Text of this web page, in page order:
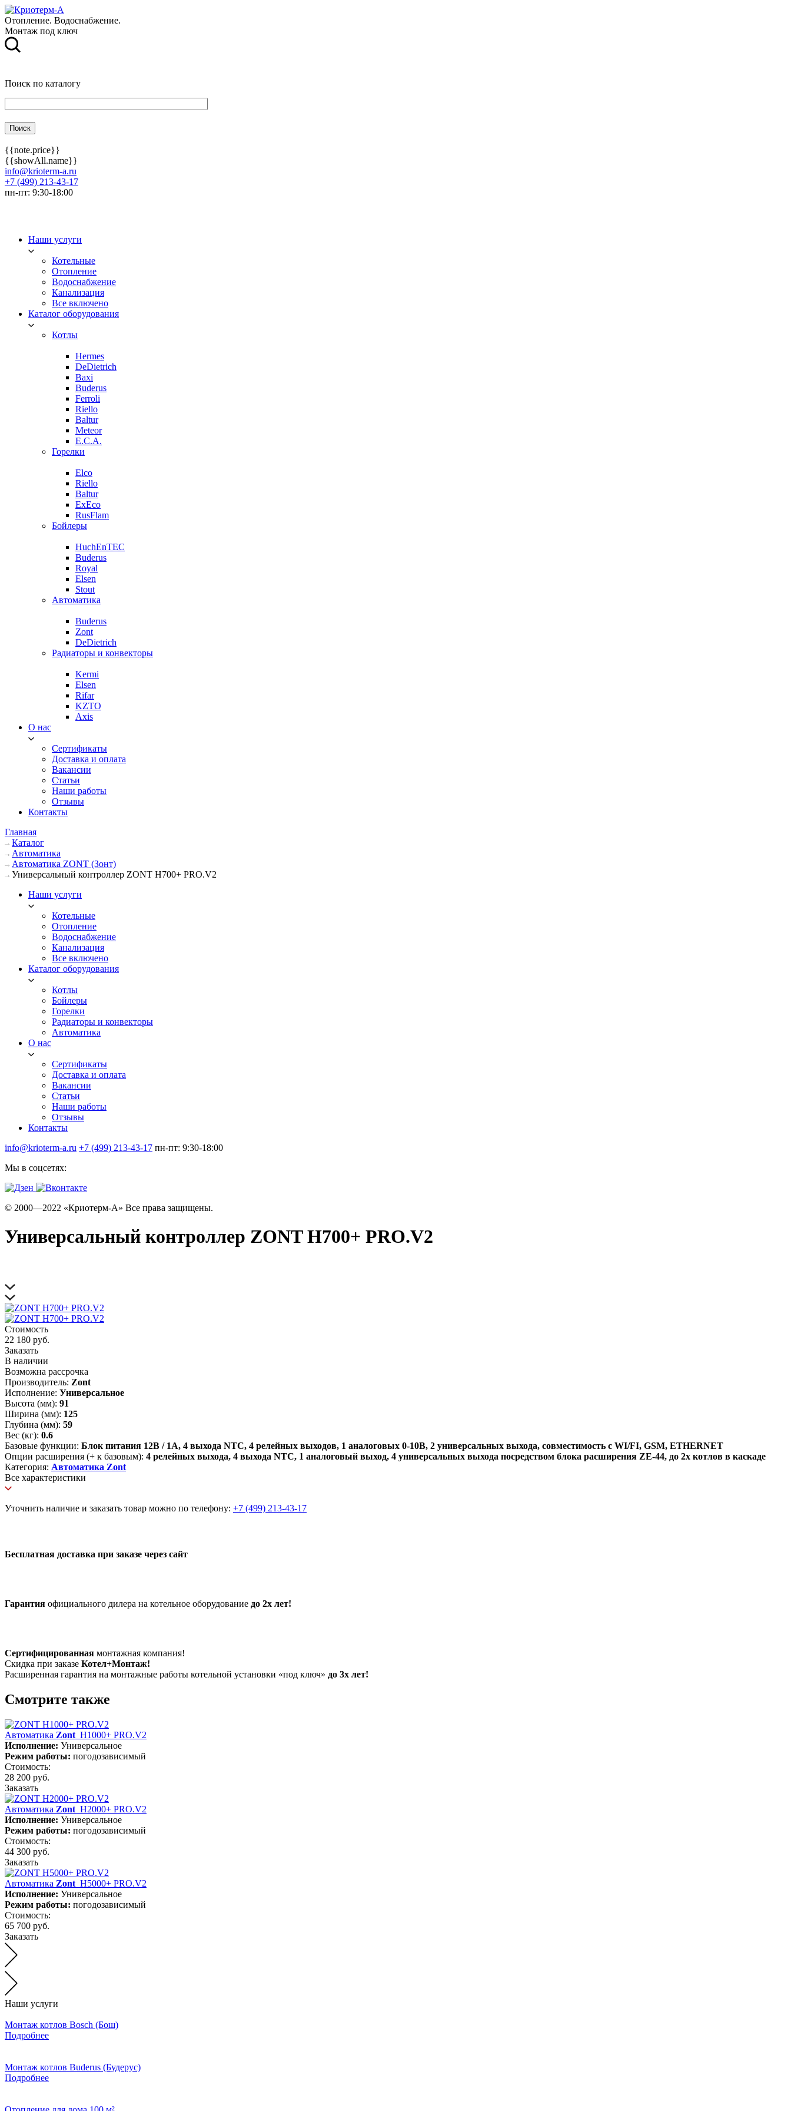
Отопление. Водоснабжение.
Монтаж под ключ
Поиск по каталогу
{{note.price}}
{{showAll.name}}
info@krioterm-a.ru
+7 (499) 213-43-17
пн-пт: 9:30-18:00
Наши услуги
Котельные
Отопление
Водоснабжение
Канализация
Все включено
Каталог оборудования
Котлы
Hermes
DeDietrich
Baxi
Buderus
Ferroli
Riello
Baltur
Meteor
E.C.A.
Горелки
Elco
Riello
Baltur
ExEco
RusFlam
Бойлеры
HuchEnTEC
Buderus
Royal
Elsen
Stout
Автоматика
Buderus
Zont
DeDietrich
Радиаторы и конвекторы
Kermi
Elsen
Rifar
KZTO
Axis
О нас
Сертификаты
Доставка и оплата
Вакансии
Статьи
Наши работы
Отзывы
Контакты
Главная
Каталог
Автоматика
Автоматика ZONT (Зонт)
Универсальный контроллер ZONT H700+ PRO.V2
Наши услуги
Котельные
Отопление
Водоснабжение
Канализация
Все включено
Каталог оборудования
Котлы
Бойлеры
Горелки
Радиаторы и конвекторы
Автоматика
О нас
Сертификаты
Доставка и оплата
Вакансии
Статьи
Наши работы
Отзывы
Контакты
info@krioterm-a.ru +7 (499) 213-43-17 пн-пт: 9:30-18:00
Мы в соцсетях:
© 2000—2022 «Криотерм-А» Все права защищены.
Универсальный контроллер ZONT H700+ PRO.V2
Стоимость
22 180 руб.
Заказать
В наличии
Возможна рассрочка
Производитель: Zont
Исполнение: Универсальное
Высота (мм): 91
Ширина (мм): 125
Глубина (мм): 59
Вес (кг): 0.6
Базовые функции: Блок питания 12В / 1А, 4 выхода NTC, 4 релейных выходов, 1 аналоговых 0-10В, 2 универсальных выхода, совместимость с WI/FI, GSM, ETHERNET
Опции расширения (+ к базовым): 4 релейных выхода, 4 выхода NTC, 1 аналоговый выход, 4 универсальных выхода посредством блока расширения ZE-44, до 2х котлов в каскаде
Категория: Автоматика Zont
Все характеристики
Уточнить наличие и заказать товар можно по телефону: +7 (499) 213-43-17
Бесплатная доставка при заказе через сайт
Гарантия официального дилера на котельное оборудование до 2х лет!
Сертифицированная монтажная компания!
Скидка при заказе Котел+Монтаж!
Расширенная гарантия на монтажные работы котельной установки «под ключ» до 3х лет!
Смотрите также
Автоматика Zont H1000+ PRO.V2
Исполнение: Универсальное
Режим работы: погодозависимый
Стоимость:
28 200 руб.
Заказать
Автоматика Zont H2000+ PRO.V2
Исполнение: Универсальное
Режим работы: погодозависимый
Стоимость:
44 300 руб.
Заказать
Автоматика Zont H5000+ PRO.V2
Исполнение: Универсальное
Режим работы: погодозависимый
Стоимость:
65 700 руб.
Заказать
Наши услуги
Монтаж котлов Bosch (Бош)
Подробнее
Монтаж котлов Buderus (Будерус)
Подробнее